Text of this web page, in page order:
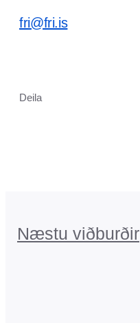
fri@fri.is
Deila
Næstu viðburðir